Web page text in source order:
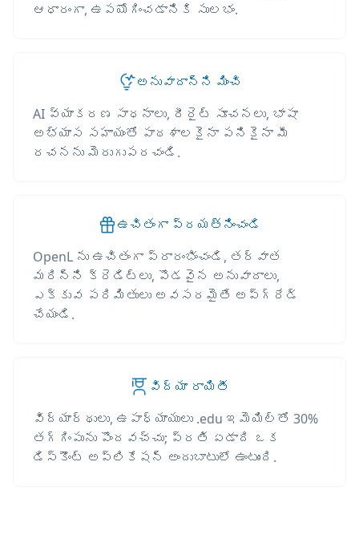
ఆధారంగా, ఉపయోగించడానికి సులభం.
అనువాదాన్ని మించి
AI వ్యాకరణ సాధనాలు, రీరైట్ సూచనలు, భాషా
అభ్యాస సహాయంతో పాఠశాలకైనా పనికైనా మీ
రచనను మెరుగుపరచండి.
ఉచితంగా ప్రయత్నించండి
OpenL ను ఉచితంగా ప్రారంభించండి, తర్వాత
మరిన్ని క్రెడిట్లు, పొడవైన అనువాదాలు,
ఎక్కువ పరిమితులు అవసరమైతే అప్‌గ్రేడ్
చేయండి.
విద్యా రాయితీ
విద్యార్థులు, ఉపాధ్యాయులు .edu ఇమెయిల్‌తో 30%
తగ్గింపును పొందవచ్చు; ప్రతి ఏడాది ఒక
డిస్కౌంట్ అప్లికేషన్ అందుబాటులో ఉంటుంది.